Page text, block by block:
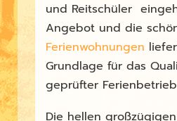
und Reitschüler
Angebot und die
Ferienwohnungen
Grundlage für das
geprüfter
Die hellen